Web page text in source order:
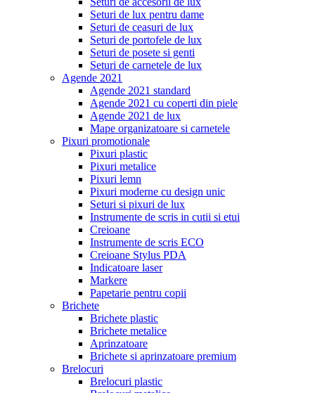
Seturi de lux pentru dame
Seturi de ceasuri de lux
Seturi de portofele de lux
Seturi de posete si genti
Seturi de carnetele de lux
Agende 2021
Agende 2021 standard
Agende 2021 cu coperti din piele
Agende 2021 de lux
Mape organizatoare si carnetele
Pixuri promotionale
Pixuri plastic
Pixuri metalice
Pixuri lemn
Pixuri moderne cu design unic
Seturi si pixuri de lux
Instrumente de scris in cutii si etui
Creioane
Instrumente de scris ECO
Creioane Stylus PDA
Indicatoare laser
Markere
Papetarie pentru copii
Brichete
Brichete plastic
Brichete metalice
Aprinzatoare
Brichete si aprinzatoare premium
Brelocuri
Brelocuri plastic